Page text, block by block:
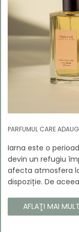
PARFUMUL CARE
Iarna este o
devin un refugiu
afecta atmosfera
dispoziție. De
fiecare colț al
iarnă. Noua
AFLAŢI MAI MULT